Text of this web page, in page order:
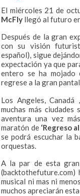
El miércoles 21 de
McFly llegó al futuro
Después de la gran
con su visión
español), sigue
expectación ya que
entero se ha mojado
regrese a la gran
Los Angeles,
muchas más
aventura una vez
maratón de ‘Regreso
se podrá escuchar la
orquestas.
A la par de esta
(backtothefuture.com)
musical ni mas ni
muchos apreciarán